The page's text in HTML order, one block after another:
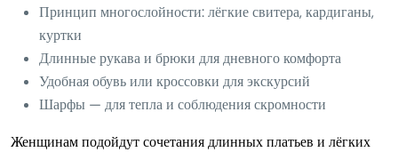
Принцип многослойности: лёгкие свитера, кардиганы,
куртки
Длинные рукава и брюки для дневного комфорта
Удобная обувь или кроссовки для экскурсий
Шарфы — для тепла и соблюдения скромности
Женщинам подойдут сочетания длинных платьев и лёгких